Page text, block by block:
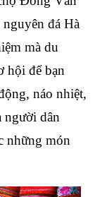
đá Hà
mà du
hội để bạn
náo nhiệt,
người dân
những món